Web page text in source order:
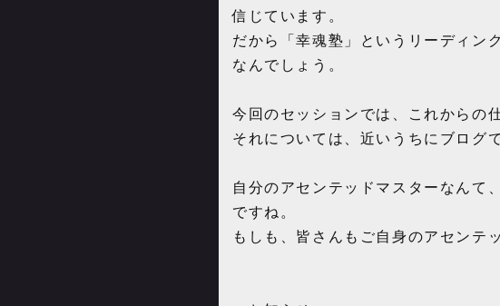
信じています。
だから「幸魂塾」というリーディン
なんでしょう。
今回のセッションでは、これからの
それについては、近いうちにブログ
自分のアセンテッドマスターなんて
ですね。
もしも、皆さんもご自身のアセンテ